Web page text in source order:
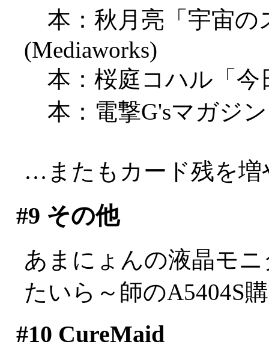
本：秋月亮「宇宙の
(Mediaworks)
本：桜庭コハル「今
本：電撃G'sマガジン
…またもカード残を
#9 その他
あまにょんの液晶モ
たいら～師のA5404S
#10 CureMaid